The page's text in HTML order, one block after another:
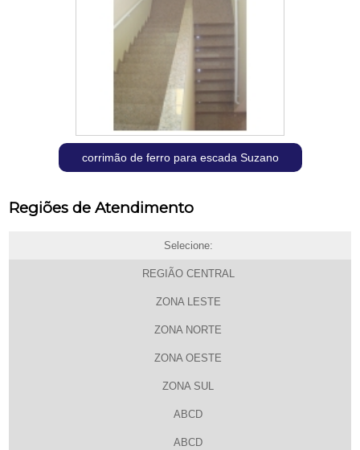
corrimão de ferro para escada Suzano
Regiões de Atendimento
Selecione:
REGIÃO CENTRAL
ZONA LESTE
ZONA NORTE
ZONA OESTE
ZONA SUL
ABCD
ABCD